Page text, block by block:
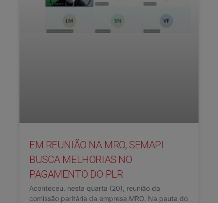
EM REUNIÃO NA MRO, SEMAPI
BUSCA MELHORIAS NO
PAGAMENTO DO PLR
Aconteceu, nesta quarta (20), reunião da
comissão paritária da empresa MRO. Na pauta do